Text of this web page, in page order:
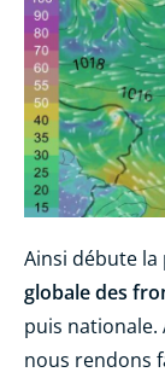
Ainsi débute
globale des
puis nationale.
nous rendons